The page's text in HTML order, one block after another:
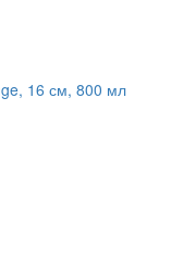
16 см, 800 мл